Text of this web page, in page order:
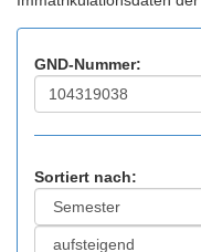
GND-Nummer:
Sortiert nach: